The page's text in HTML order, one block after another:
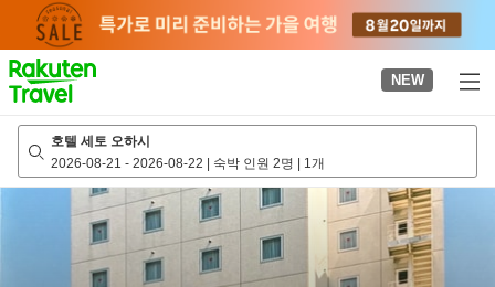
page
NEW
호텔 세토 오하시
2026-08-21 - 2026-08-22 | 숙박 인원 2명 | 1개